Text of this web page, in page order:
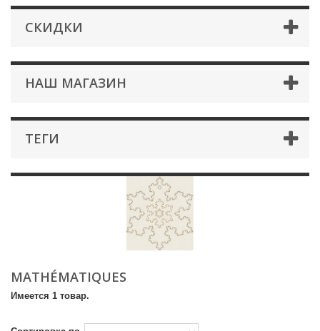
СКИДКИ
НАШ МАГАЗИН
ТЕГИ
MATHÉMATIQUES
Имеется 1 товар.